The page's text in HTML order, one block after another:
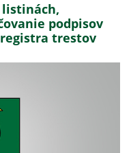
listinách,
podpisov
trestov